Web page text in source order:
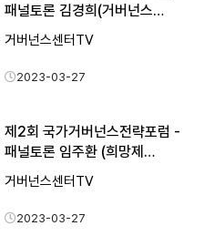
패널토론 김경희(거버넌스…
거버넌스센터TV
2023-03-27
제2회 국가거버넌스전략포럼 -
패널토론 임주환 (희망제…
거버넌스센터TV
2023-03-27